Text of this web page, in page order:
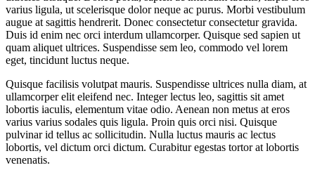
varius ligula, ut scelerisque dolor neque ac purus. Morbi vestibulum
augue at sagittis hendrerit. Donec consectetur consectetur gravida.
Duis id enim nec orci interdum ullamcorper. Quisque sed sapien ut
quam aliquet ultrices. Suspendisse sem leo, commodo vel lorem
eget, tincidunt luctus neque.
Quisque facilisis volutpat mauris. Suspendisse ultrices nulla diam, at
ullamcorper elit eleifend nec. Integer lectus leo, sagittis sit amet
lobortis iaculis, elementum vitae odio. Aenean non metus at eros
varius varius sodales quis ligula. Proin quis orci nisi. Quisque
pulvinar id tellus ac sollicitudin. Nulla luctus mauris ac lectus
lobortis, vel dictum orci dictum. Curabitur egestas tortor at lobortis
venenatis.